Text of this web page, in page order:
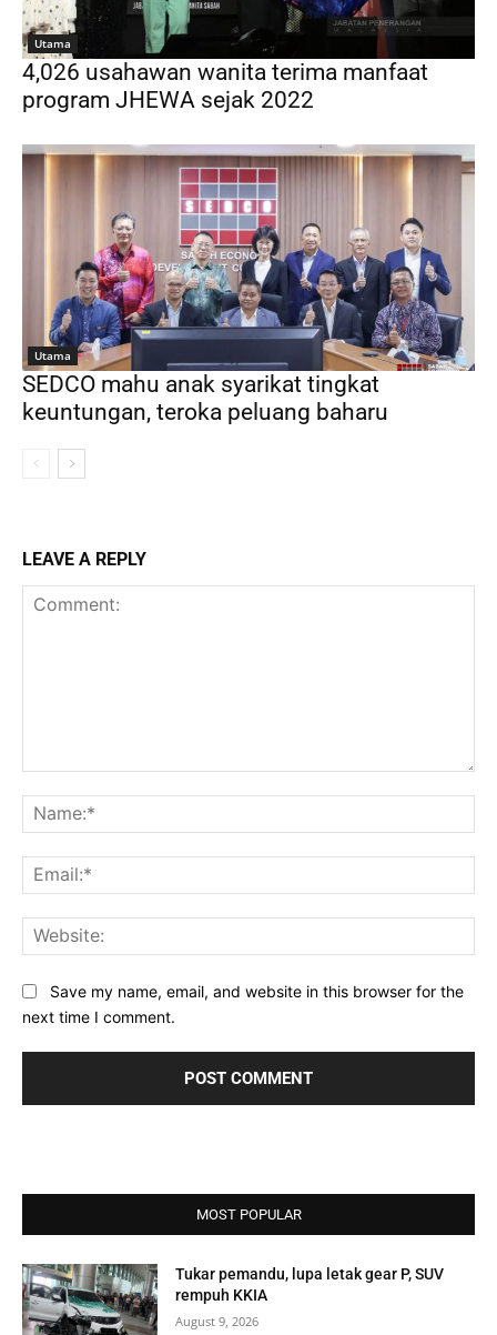
Utama
4,026 usahawan wanita terima manfaat
program JHEWA sejak 2022
Utama
SEDCO mahu anak syarikat tingkat
keuntungan, teroka peluang baharu
LEAVE A REPLY
Save my name, email, and website in this browser for the
next time I comment.
MOST POPULAR
Tukar pemandu, lupa letak gear P, SUV
rempuh KKIA
August 9, 2026